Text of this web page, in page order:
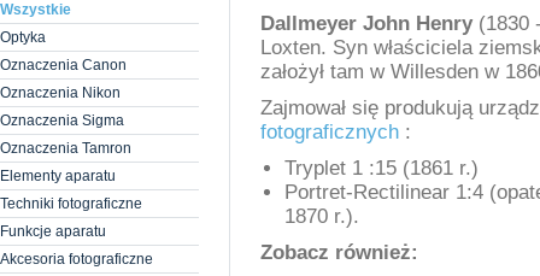
Wszystkie
Optyka
Oznaczenia Canon
Oznaczenia Nikon
Oznaczenia Sigma
Oznaczenia Tamron
Elementy aparatu
Techniki fotograficzne
Funkcje aparatu
Akcesoria fotograficzne
Dallmeyer John Henry(1830
Loxten. Syn właściciela
założył tam w Willesden w
Zajmował się produkują
fotograficznych :
Tryplet 1 :15 (1861 r.)
Portret-Rectilinear 1:4
1870 r.).
Zobacz również: